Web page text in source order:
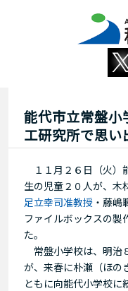
能代市立常盤小
工研究所で思い
１１月２６日（火）
生の児童２０人が、木
足立幸司准教授 ・藤
ファイルボックスの製
た。
常盤小学校は、明治
が、来春に朴瀬（ほの
ともに向能代小学校に